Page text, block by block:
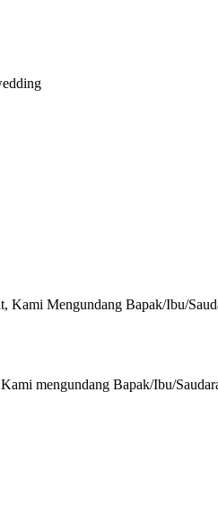
Kami Mengundang Bapak/Ibu/
mengundang Bapak/Ibu/